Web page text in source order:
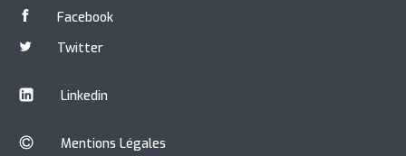
Facebook
Twitter
Linkedin
Mentions Légales